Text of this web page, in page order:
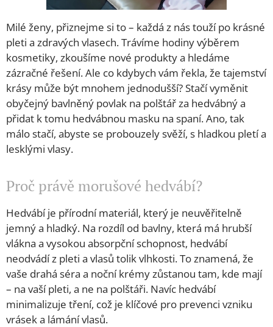
Milé ženy, přiznejme si to – každá z nás touží po krásné
pleti a zdravých vlasech. Trávíme hodiny výběrem
kosmetiky, zkoušíme nové produkty a hledáme
zázračné řešení. Ale co kdybych vám řekla, že tajemství
krásy může být mnohem jednodušší? Stačí vyměnit
obyčejný bavlněný povlak na polštář za hedvábný a
přidat k tomu hedvábnou masku na spaní. Ano, tak
málo stačí, abyste se probouzely svěží, s hladkou pletí a
lesklými vlasy.
Proč právě morušové hedvábí?
Hedvábí je přírodní materiál, který je neuvěřitelně
jemný a hladký. Na rozdíl od bavlny, která má hrubší
vlákna a vysokou absorpční schopnost, hedvábí
neodvádí z pleti a vlasů tolik vlhkosti. To znamená, že
vaše drahá séra a noční krémy zůstanou tam, kde mají
– na vaší pleti, a ne na polštáři. Navíc hedvábí
minimalizuje tření, což je klíčové pro prevenci vzniku
vrásek a lámání vlasů.